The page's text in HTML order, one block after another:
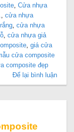
,Cửa nhựa
,cửa nhựa
,cửa nhựa
,cửa nhựa giả
,giá cửa
cửa composite
composite đẹp
Để lại bình luận